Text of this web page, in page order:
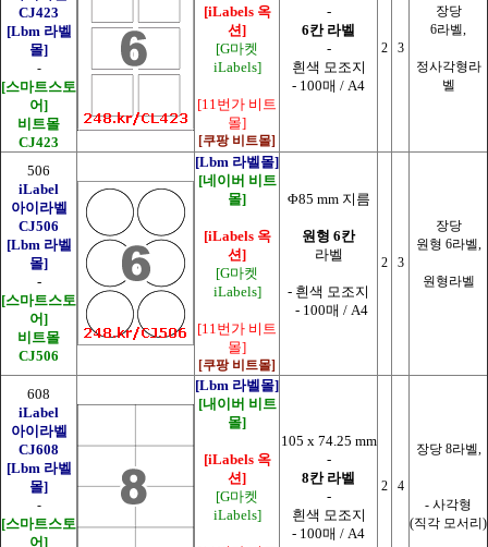
CJ423
[Lbm 라벨
몰]
-
[스마트스토
어]
비트몰
CJ423
[iLabels 옥
션]
[G마켓
iLabels]
[11번가 비트
몰]
[쿠팡 비트몰]
-
6칸 라벨
-
흰색 모조지
- 100매 / A4
2 3
장당
6라벨,
정사각형라
벨
506
iLabel
아이라벨
CJ506
[Lbm 라벨
몰]
-
[스마트스토
어]
비트몰
CJ506
[Lbm 라벨몰]
[네이버 비트
몰]
[iLabels 옥
션]
[G마켓
iLabels]
[11번가 비트
몰]
[쿠팡 비트몰]
Φ85 mm 지름
원형 6칸
라벨
- 흰색 모조지
- 100매 / A4
2 3
장당
원형 6라벨,
원형라벨
608
iLabel
아이라벨
CJ608
[Lbm 라벨
몰]
-
[스마트스토
어]
[Lbm 라벨몰]
[내이버 비트
몰]
[iLabels 옥
션]
[G마켓
iLabels]
105 x 74.25 mm
-
8칸 라벨
-
흰색 모조지
- 100매 / A4
2 4
장당 8라벨,
- 사각형
(직각 모서리)